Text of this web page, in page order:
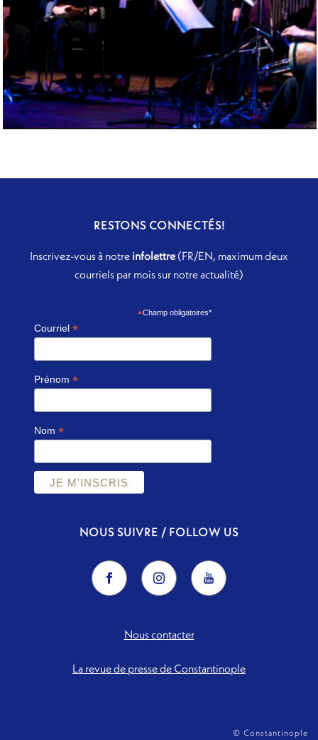
RESTONS CONNECTÉS!
Inscrivez-vous à notre infolettre(FR/EN, maximum deux
courriels par mois sur notre actualité)
*Champ obligatoires*
Courriel*
Prénom*
Nom*
NOUS SUIVRE / FOLLOW US
Nous contacter
La revue de presse de Constantinople
© Constantinople